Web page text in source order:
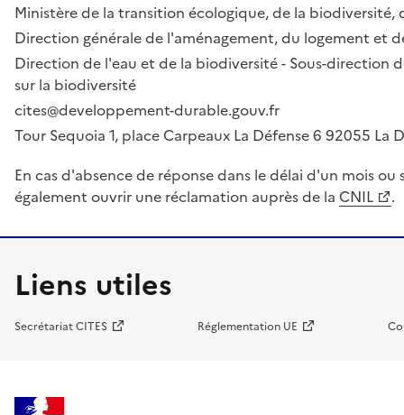
Ministère de la transition écologique, de la biodiversité,
Direction générale de l'aménagement, du logement et
Direction de l'eau et de la biodiversité - Sous-direction
sur la biodiversité
cites@developpement-durable.gouv.fr
Tour Sequoia 1, place Carpeaux La Défense 6 92055 La
En cas d'absence de réponse dans le délai d'un mois
également ouvrir une réclamation auprès de la CNIL .
Liens utiles
Secrétariat CITES Réglementation UE